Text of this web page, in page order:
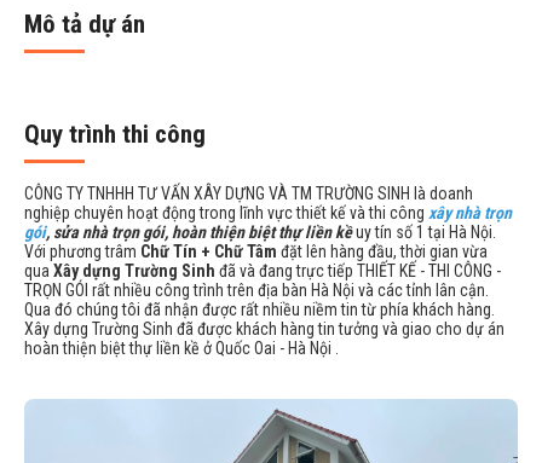
Mô tả dự án
Quy trình thi công
CÔNG TY TNHHH TƯ VẤN XÂY DỰNG VÀ TM TRƯỜNG SINH là doanh
nghiệp chuyên hoạt động trong lĩnh vực thiết kế và thi công xây nhà trọn
gói, sửa nhà trọn gói, hoàn thiện biệt thự liền kềuy tín số 1 tại Hà Nội.
Với phương trâm Chữ Tín + Chữ Tâm đặt lên hàng đầu, thời gian vừa
qua Xây dựng Trường Sinh đã và đang trực tiếp THIẾT KẾ - THI CÔNG -
TRỌN GÓI rất nhiều công trình trên địa bàn Hà Nội và các tỉnh lân cận.
Qua đó chúng tôi đã nhận được rất nhiều niềm tin từ phía khách hàng.
Xây dựng Trường Sinh đã được khách hàng tin tưởng và giao cho dự án
hoàn thiện biệt thự liền kề ở Quốc Oai - Hà Nội .